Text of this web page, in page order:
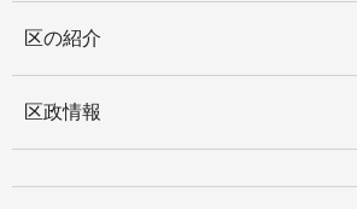
区の紹介
区政情報